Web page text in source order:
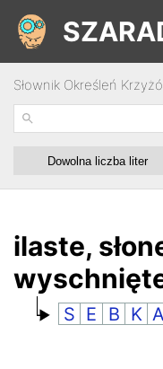
Słownik Określeń
ilaste,
S E B K A